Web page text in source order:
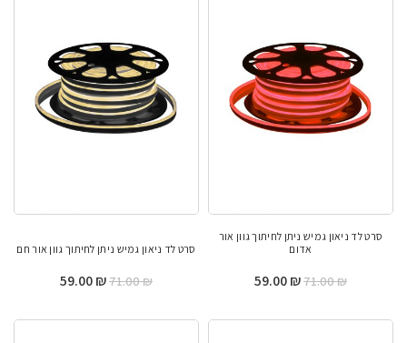
סרט לד ניאון גמיש ניתן לחיתוך גוון אור
אדום
71.00₪
המחיר
היה:
59.00₪
המחיר
הוא:
סרט לד ניאון גמיש ניתן לחיתוך גוון אור חם
71.00₪
המחיר
היה:
59.00₪
המחיר
הוא: